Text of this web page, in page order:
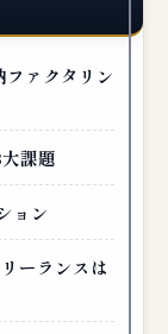
ァクタリン
課題
ョン
ーランスは